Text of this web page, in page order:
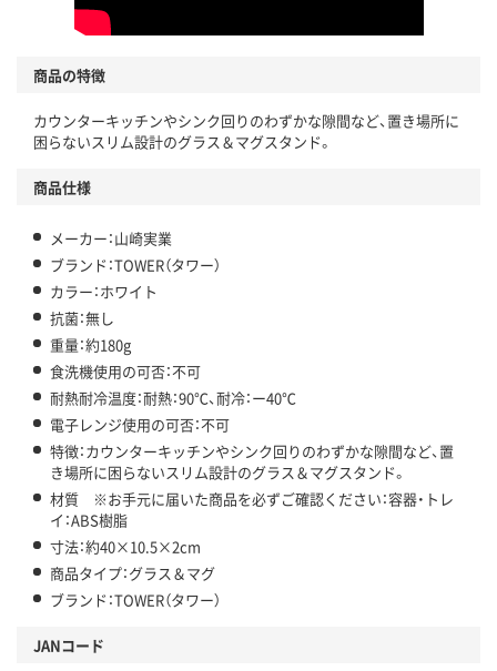
商品の特徴
カウンターキッチンやシンク回りのわずかな隙間など、置き場所に
困らないスリム設計のグラス＆マグスタンド。
商品仕様
メーカー：山崎実業
ブランド：TOWER（タワー）
カラー：ホワイト
抗菌：無し
重量：約180g
食洗機使用の可否：不可
耐熱耐冷温度：耐熱：90℃、耐冷：ー40℃
電子レンジ使用の可否：不可
特徴：カウンターキッチンやシンク回りのわずかな隙間など、置
き場所に困らないスリム設計のグラス＆マグスタンド。
材質 ※お手元に届いた商品を必ずご確認ください：容器・トレ
イ：ABS樹脂
寸法：約40×10.5×2cm
商品タイプ：グラス＆マグ
ブランド：TOWER（タワー）
JANコード